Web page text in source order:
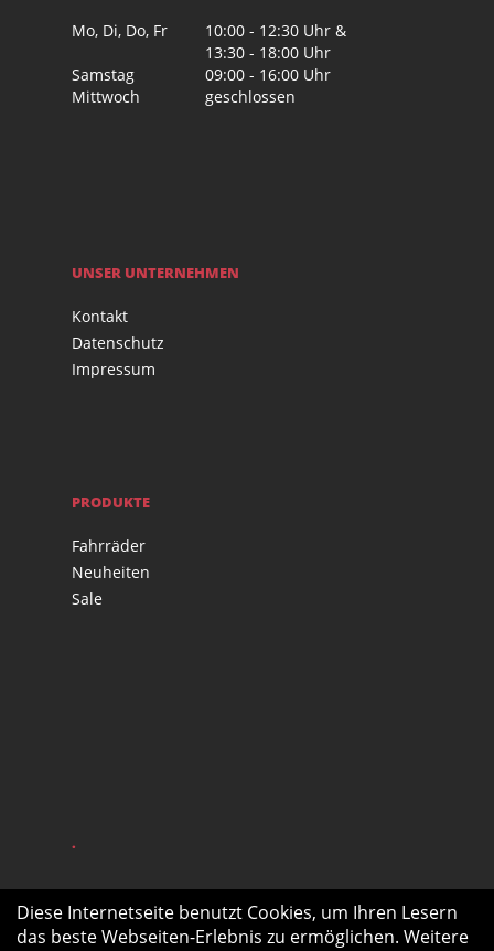
Mo, Di, Do, Fr
10:00 - 12:30 Uhr &
13:30 - 18:00 Uhr
Samstag
09:00 - 16:00 Uhr
Mittwoch
geschlossen
UNSER UNTERNEHMEN
Kontakt
Datenschutz
Impressum
PRODUKTE
Fahrräder
Neuheiten
Sale
.
Diese Internetseite benutzt Cookies, um Ihren Lesern
das beste Webseiten-Erlebnis zu ermöglichen. Weitere